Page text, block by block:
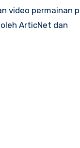
ArticNet dan